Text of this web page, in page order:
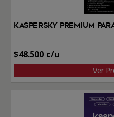
Kaspersky Premium
$48.500
Ver